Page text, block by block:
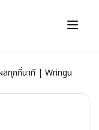
ลทุกกี่นาที | Wringu